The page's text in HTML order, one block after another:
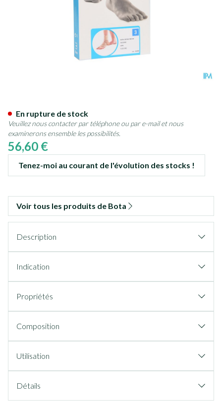
56,60 €
Tenez-moi au courant de l'évolution des stocks !
En rupture de stock
Veuillez nous contacter par téléphone ou par e-mail et nous
examinerons ensemble les possibilités.
Voir tous les produits de Bota
Description
Indication
Propriétés
Composition
Utilisation
Détails